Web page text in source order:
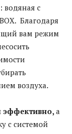
с
Благодаря
вам режим
воздуха.
эффективно, а
с системой